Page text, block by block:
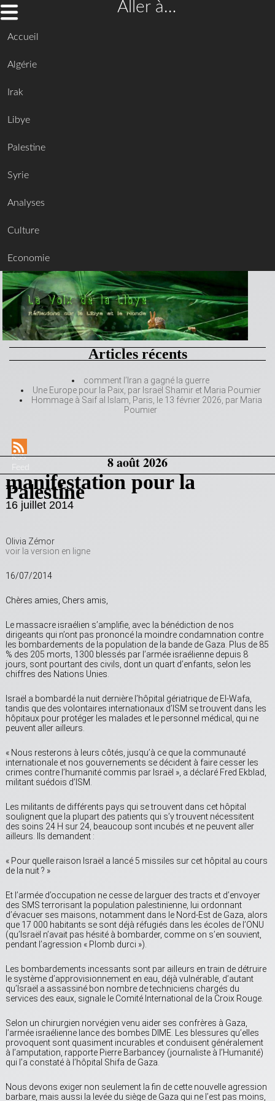
Aller à…
Accueil
Algérie
Irak
Libye
Palestine
Syrie
Analyses
Culture
Economie
Articles récents
comment l’Iran a gagné la guerre
Une Europe pour la Paix, par Israël Shamir et Maria Poumier
Hommage à Saif al Islam, Paris, le 13 février 2026, par Maria
Poumier
RSS
Feed
8 août 2026
manifestation pour la
Palestine
16 juillet 2014
Olivia Zémor
voir la version en ligne
16/07/2014
Chères amies, Chers amis,
Le massacre israélien s’amplifie, avec la bénédiction de nos
dirigeants qui n’ont pas prononcé la moindre condamnation contre
les bombardements de la population de la bande de Gaza. Plus de 85
% des 205 morts, 1300 blessés par l’armée israélienne depuis 8
jours, sont pourtant des civils, dont un quart d’enfants, selon les
chiffres des Nations Unies.
Israël a bombardé la nuit dernière l’hôpital gériatrique de El-Wafa,
tandis que des volontaires internationaux d’ISM se trouvent dans les
hôpitaux pour protéger les malades et le personnel médical, qui ne
peuvent aller ailleurs.
« Nous resterons à leurs côtés, jusqu’à ce que la communauté
internationale et nos gouvernements se décident à faire cesser les
crimes contre l’humanité commis par Israël », a déclaré Fred Ekblad,
militant suédois d’ISM.
Les militants de différents pays qui se trouvent dans cet hôpital
soulignent que la plupart des patients qui s’y trouvent nécessitent
des soins 24 H sur 24, beaucoup sont incubés et ne peuvent aller
ailleurs. Ils demandent :
« Pour quelle raison Israël a lancé 5 missiles sur cet hôpital au cours
de la nuit ? »
Et l’armée d’occupation ne cesse de larguer des tracts et d’envoyer
des SMS terrorisant la population palestinienne, lui ordonnant
d’évacuer ses maisons, notamment dans le Nord-Est de Gaza, alors
que 17 000 habitants se sont déjà réfugiés dans les écoles de l’ONU
(qu’Israël n’avait pas hésité à bombarder, comme on s’en souvient,
pendant l’agression « Plomb durci »).
Les bombardements incessants sont par ailleurs en train de détruire
le système d’approvisionnement en eau, déjà vulnérable, d’autant
qu’Israël a assassiné bon nombre de techniciens chargés du
services des eaux, signale le Comité International de la Croix Rouge.
Selon un chirurgien norvégien venu aider ses confrères à Gaza,
l’armée israélienne lance des bombes DIME. Les blessures qu’elles
provoquent sont quasiment incurables et conduisent généralement
à l’amputation, rapporte Pierre Barbancey (journaliste à l’Humanité)
qui l’a constaté à l’hôpital Shifa de Gaza.
Nous devons exiger non seulement la fin de cette nouvelle agression
barbare, mais aussi la levée du siège de Gaza qui ne l’est pas moins,